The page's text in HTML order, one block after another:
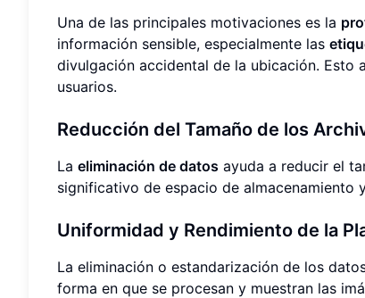
Una de las principales motivaciones es la
información sensible, especialmente las
divulgación accidental de la ubicación. Esto
usuarios.
Reducción del Tamaño de los
La eliminación de datos ayuda a reducir el
significativo de espacio de almacenamiento
Uniformidad y Rendimiento de la
La eliminación o estandarización de los
forma en que se procesan y muestran las